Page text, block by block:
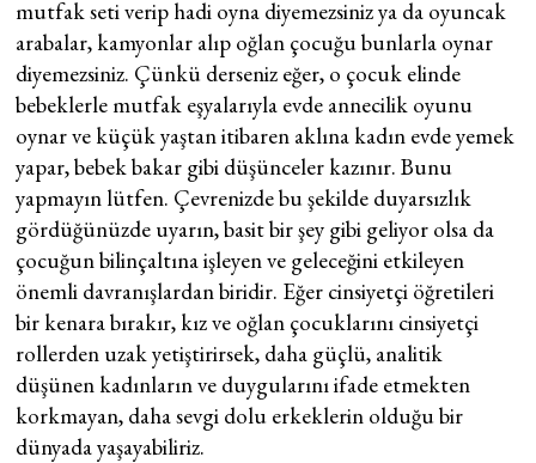
mutfak seti verip hadi oyna diyemezsiniz ya da oyuncak
arabalar, kamyonlar alıp oğlan çocuğu bunlarla oynar
diyemezsiniz. Çünkü derseniz eğer, o çocuk elinde
bebeklerle mutfak eşyalarıyla evde annecilik oyunu
oynar ve küçük yaştan itibaren aklına kadın evde yemek
yapar, bebek bakar gibi düşünceler kazınır. Bunu
yapmayın lütfen. Çevrenizde bu şekilde duyarsızlık
gördüğünüzde uyarın, basit bir şey gibi geliyor olsa da
çocuğun bilinçaltına işleyen ve geleceğini etkileyen
önemli davranışlardan biridir. Eğer cinsiyetçi öğretileri
bir kenara bırakır, kız ve oğlan çocuklarını cinsiyetçi
rollerden uzak yetiştirirsek, daha güçlü, analitik
düşünen kadınların ve duygularını ifade etmekten
korkmayan, daha sevgi dolu erkeklerin olduğu bir
dünyada yaşayabiliriz.